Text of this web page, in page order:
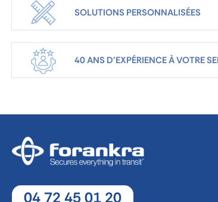
SOLUTIONS PERSONNALISÉES
40 ANS D'EXPÉRIENCE À VOTRE
04 72 45 01 20